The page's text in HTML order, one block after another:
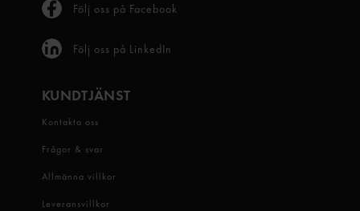
Följ oss på Facebook
Följ oss på LinkedIn
KUNDTJÄNST
Kontakta oss
Frågor & svar
Allmänna villkor
Leveransvillkor